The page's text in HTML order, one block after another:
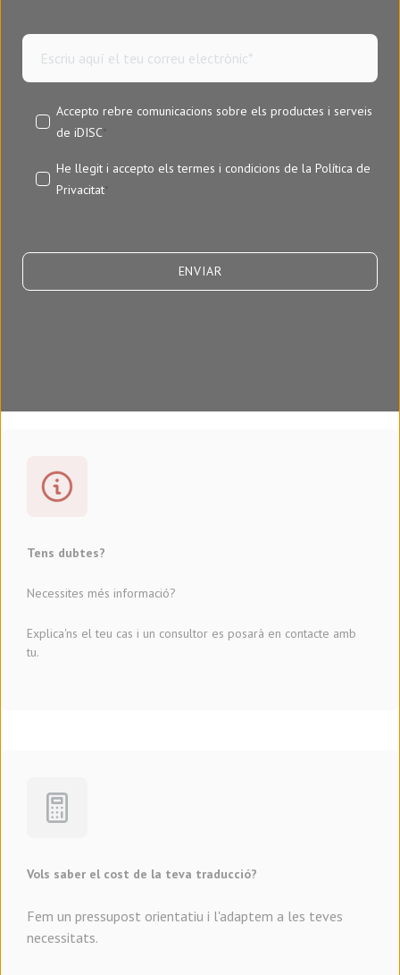
Accepto rebre comunicacions sobre els productes i serveis
de iDISC*
He llegit i accepto els termes i condicions de la Política de
Privacitat*
Tens dubtes?
Necessites més informació?
Explica'ns el teu cas i un consultor es posarà en contacte amb
tu.
Vols saber el cost de la teva traducció?
Fem un pressupost orientatiu i l'adaptem a les teves
necessitats.